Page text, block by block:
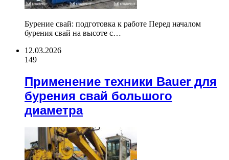
Бурение свай: подготовка к работе Перед началом
бурения свай на высоте с…
12.03.2026
149
Применение техники Bauer для
бурения свай большого
диаметра